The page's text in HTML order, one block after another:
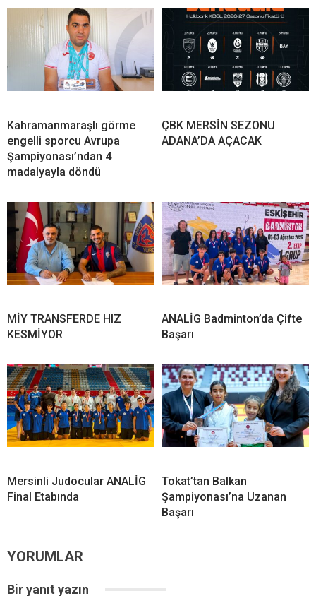
Kahramanmaraşlı görme
engelli sporcu Avrupa
Şampiyonası’ndan 4
madalyayla döndü
ÇBK MERSİN SEZONU
ADANA’DA AÇACAK
MİY TRANSFERDE HIZ
KESMİYOR
ANALİG Badminton’da Çifte
Başarı
Mersinli Judocular ANALİG
Final Etabında
Tokat’tan Balkan
Şampiyonası’na Uzanan
Başarı
YORUMLAR
Bir yanıt yazın